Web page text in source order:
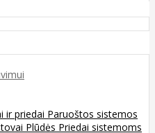
ir priedai Paruoštos sistemos
Plūdės Priedai sistemoms